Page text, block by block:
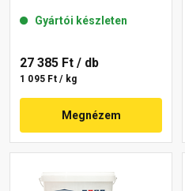
44-F 25 kg
Gyártói készleten
27 385 Ft / db
1 095 Ft / kg
Megnézem